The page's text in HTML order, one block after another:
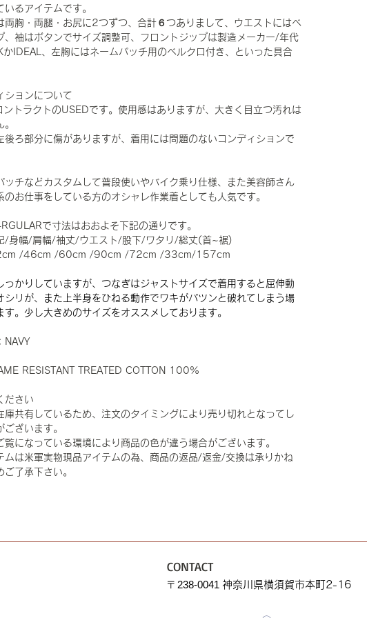
いるアイテムです。
両胸・両腿・お尻に2つずつ、合計６つありまして、ウエストにはベ
、袖はボタンでサイズ調整可、フロントジップは製造メーカー/年代
かIDEAL、左胸にはネームパッチ用のベルクロ付き、といった具合
ションについて
トラクトのUSEDです。使用感はありますが、大きく目立つ汚れは
後ろ部分に傷がありますが、着用には問題のないコンディションで
ッチなどカスタムして普段使いやバイク乗り仕様、また美容師さん
のお仕事をしている方のオシャレ作業着としても人気です。
で寸法はおおよそ下記の通りです。
/身幅/肩幅/袖丈/ウエスト/股下/ワタリ/総丈(首~裾)
/46cm /60cm /90cm /72cm /33cm/157cm
かりしていますが、つなぎはジャストサイズで着用すると屈伸動
シリが、また上半身をひねる動作でワキがパツンと破れてしまう場
す。少し大きめのサイズをオススメしております。
NAVY
RESISTANT TREATED COTTON 100%
ださい
庫共有しているため、注文のタイミングにより売り切れとなってし
ございます。
覧になっている環境により商品の色が違う場合がございます。
ムは米軍実物現品アイテムの為、商品の返品/返金/交換は承りかね
ご了承下さい。
CONTACT
​〒238-0041 神奈川県横須賀市本町2-16